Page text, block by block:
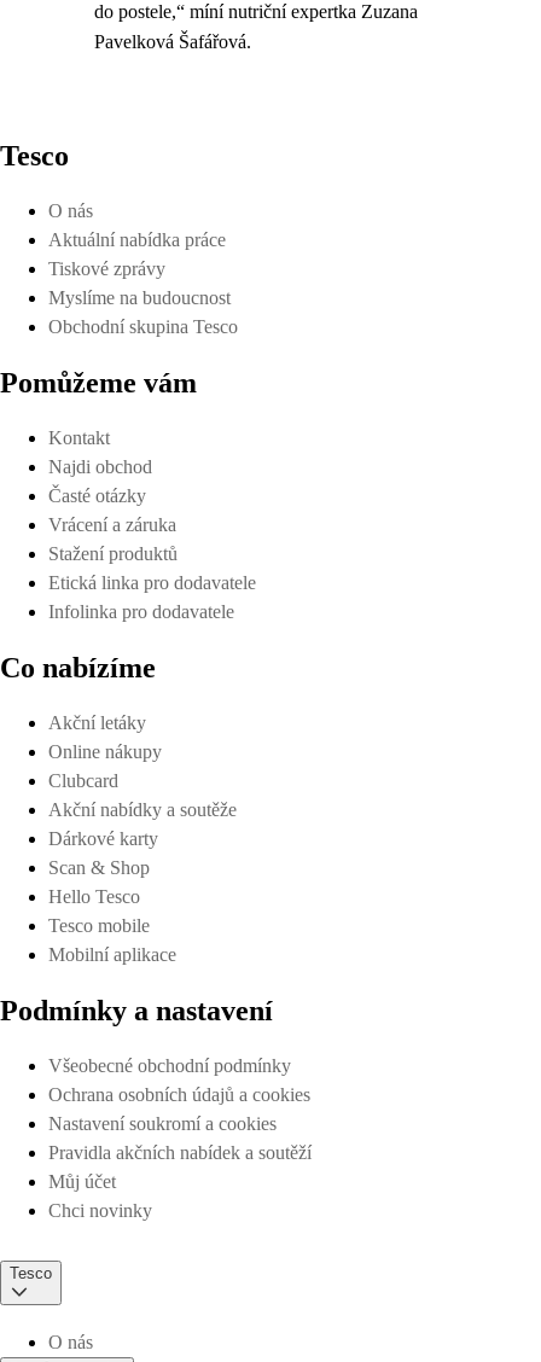
do postele,“ míní nutriční expertka Zuzana
Pavelková Šafářová.
Tesco
O nás
Aktuální nabídka práce
Tiskové zprávy
Myslíme na budoucnost
Obchodní skupina Tesco
Pomůžeme vám
Kontakt
Najdi obchod
Časté otázky
Vrácení a záruka
Stažení produktů
Etická linka pro dodavatele
Infolinka pro dodavatele
Co nabízíme
Akční letáky
Online nákupy
Clubcard
Akční nabídky a soutěže
Dárkové karty
Scan & Shop
Hello Tesco
Tesco mobile
Mobilní aplikace
Podmínky a nastavení
Všeobecné obchodní podmínky
Ochrana osobních údajů a cookies
Nastavení soukromí a cookies
Pravidla akčních nabídek a soutěží
Můj účet
Chci novinky
Tesco
O nás